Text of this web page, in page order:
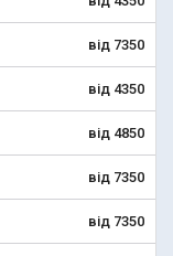
від 7350
від 4350
від 4850
від 7350
від 7350